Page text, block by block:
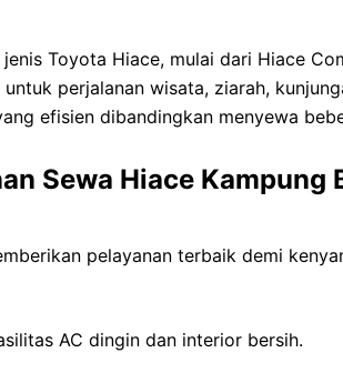
Toyota Hiace, mulai dari Hiace
perjalanan wisata, ziarah,
efisien dibandingkan menyewa
Sewa Hiace Kampung
pelayanan terbaik demi
AC dingin dan interior bersih.